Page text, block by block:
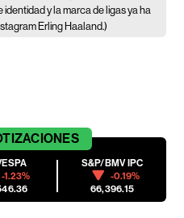
y la marca de ligas ya ha
Erling Haaland.)
-1.23%
S&P/BMV IPC
-0.19%
66,396.15